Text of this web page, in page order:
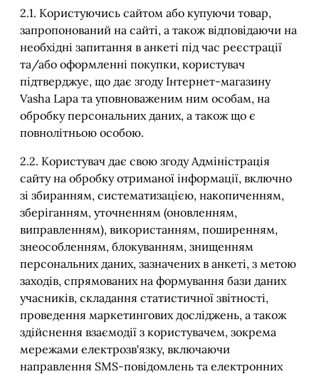
2.1. Користуючись сайтом або купуючи товар,
запропонований на сайті, а також відповідаючи на
необхідні запитання в анкеті під час реєстрації
та/або оформленні покупки, користувач
підтверджує, що дає згоду Інтернет-магазину
Vasha Lapa та уповноваженим ним особам, на
обробку персональних даних, а також що є
повнолітньою особою.
2.2. Користувач дає свою згоду Адміністрація
сайту на обробку отриманої інформації, включно
зі збиранням, систематизацією, накопиченням,
зберіганням, уточненням (оновленням,
виправленням), використанням, поширенням,
знеособленням, блокуванням, знищенням
персональних даних, зазначених в анкеті, з метою
заходів, спрямованих на формування бази даних
учасників, складання статистичної звітності,
проведення маркетингових досліджень, а також
здійснення взаємодії з користувачем, зокрема
мережами електрозв'язку, включаючи
направлення SMS-повідомлень та електронних